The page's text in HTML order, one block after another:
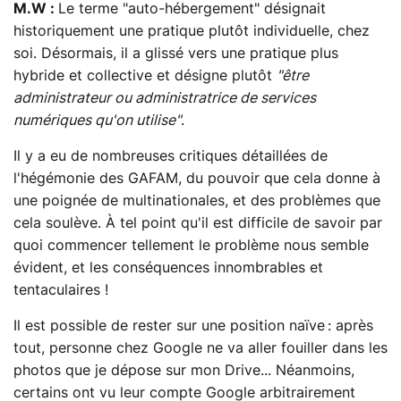
M.W : Le terme "auto-hébergement" désignait
historiquement une pratique plutôt individuelle, chez
soi. Désormais, il a glissé vers une pratique plus
hybride et collective et désigne plutôt "être
administrateur ou administratrice de services
numériques qu'on utilise".
Il y a eu de nombreuses critiques détaillées de
l'hégémonie des GAFAM, du pouvoir que cela donne à
une poignée de multinationales, et des problèmes que
cela soulève. À tel point qu'il est difficile de savoir par
quoi commencer tellement le problème nous semble
évident, et les conséquences innombrables et
tentaculaires !
Il est possible de rester sur une position naïve : après
tout, personne chez Google ne va aller fouiller dans les
photos que je dépose sur mon Drive... Néanmoins,
certains ont vu leur compte Google arbitrairement